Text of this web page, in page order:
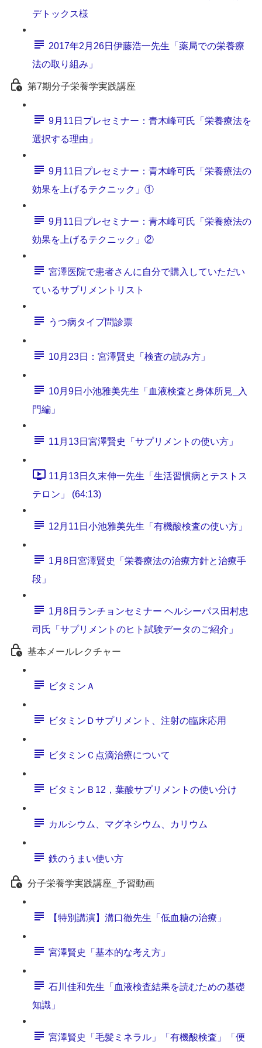
デトックス様
2017年2月26日伊藤浩一先生「薬局での栄養療
法の取り組み」
第7期分子栄養学実践講座
9月11日プレセミナー：青木峰可氏「栄養療法を
選択する理由」
9月11日プレセミナー：青木峰可氏「栄養療法の
効果を上げるテクニック」①
9月11日プレセミナー：青木峰可氏「栄養療法の
効果を上げるテクニック」②
宮澤医院で患者さんに自分で購入していただい
ているサプリメントリスト
うつ病タイプ問診票
10月23日：宮澤賢史「検査の読み方」
10月9日小池雅美先生「血液検査と身体所見_入
門編」
11月13日宮澤賢史「サプリメントの使い方」
11月13日久末伸一先生「生活習慣病とテストス
テロン」 (64:13)
12月11日小池雅美先生「有機酸検査の使い方」
1月8日宮澤賢史「栄養療法の治療方針と治療手
段」
1月8日ランチョンセミナー ヘルシーパス田村忠
司氏「サプリメントのヒト試験データのご紹介」
基本メールレクチャー
ビタミンＡ
ビタミンＤサプリメント、注射の臨床応用
ビタミンＣ点滴治療について
ビタミンＢ12，葉酸サプリメントの使い分け
カルシウム、マグネシウム、カリウム
鉄のうまい使い方
分子栄養学実践講座_予習動画
【特別講演】溝口徹先生「低血糖の治療」
宮澤賢史「基本的な考え方」
石川佳和先生「血液検査結果を読むための基礎
知識」
宮澤賢史「毛髪ミネラル」「有機酸検査」「便